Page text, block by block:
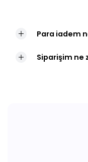
Para iadem
Siparişim ne